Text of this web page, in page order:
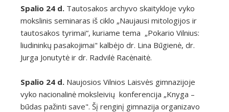
Spalio 24 d. Tautosakos archyvo skaitykloje vyko
mokslinis seminaras iš ciklo „Naujausi mitologijos ir
tautosakos tyrimai“, kuriame tema „Pokario Vilnius:
liudininkų pasakojimai" kalbėjo dr. Lina Būgienė, dr.
Jurga Jonutytė ir dr. Radvilė Racėnaitė.
Spalio 24 d. Naujosios Vilnios Laisvės gimnazijoje
vyko nacionalinė moksleivių konferencija „Knyga –
būdas pažinti save". Šį renginį gimnazija organizavo